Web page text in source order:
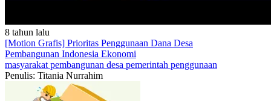
8 tahun lalu
[Motion Grafis] Prioritas Penggunaan Dana Desa
Pembangunan Indonesia Ekonomi
masyarakat pembangunan desa pemerintah penggunaan
Penulis: Titania Nurrahim